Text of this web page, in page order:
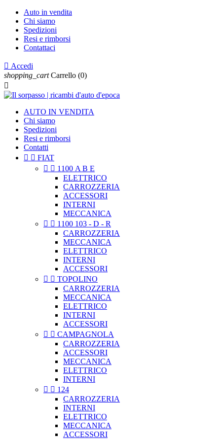
Auto in vendita
Chi siamo
Spedizioni
Resi e rimborsi
Contattaci
 Accedi
shopping_cart Carrello (0)

AUTO IN VENDITA
Chi siamo
Spedizioni
Resi e rimborsi
Contatti
  FIAT
  1100 A B E
ELETTRICO
CARROZZERIA
ACCESSORI
INTERNI
MECCANICA
  1100 103 - D - R
CARROZZERIA
MECCANICA
ELETTRICO
INTERNI
ACCESSORI
  TOPOLINO
CARROZZERIA
MECCANICA
ELETTRICO
INTERNI
ACCESSORI
  CAMPAGNOLA
CARROZZERIA
ACCESSORI
MECCANICA
ELETTRICO
INTERNI
  124
CARROZZERIA
INTERNI
ELETTRICO
MECCANICA
ACCESSORI